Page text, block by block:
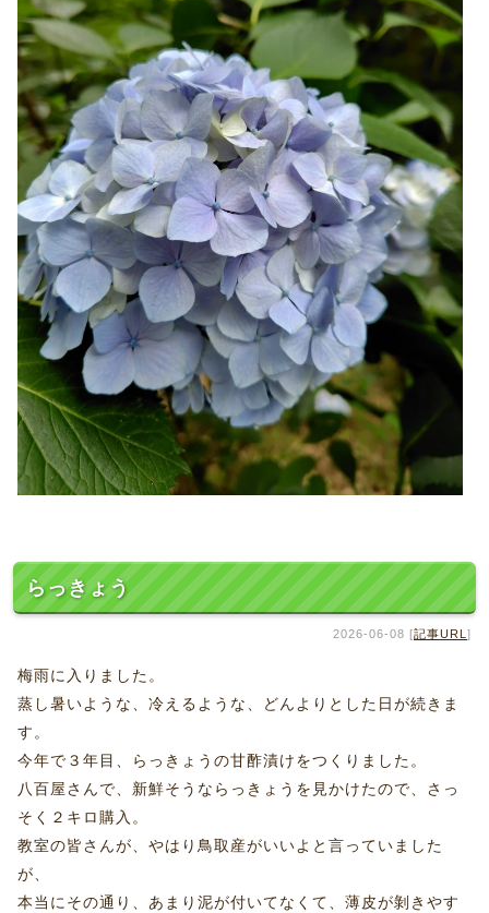
らっきょう
2026-06-08 [記事URL ]
梅雨に入りました。
蒸し暑いような、冷えるような、どんよりとした日が続きま
す。
今年で３年目、らっきょうの甘酢漬けをつくりました。
八百屋さんで、新鮮そうならっきょうを見かけたので、さっ
そく２キロ購入。
教室の皆さんが、やはり鳥取産がいいよと言っていました
が、
本当にその通り、あまり泥が付いてなくて、薄皮が剝きやす